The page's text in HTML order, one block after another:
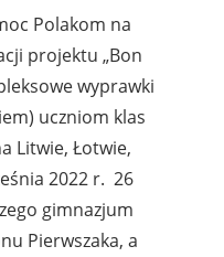
Polakom na
projektu „Bon
wyprawki
uczniom klas
Litwie, Łotwie,
2022 r. 26
gimnazjum
Pierwszaka, a